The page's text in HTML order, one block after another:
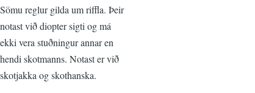
Sömu reglur gilda um riffla. Þeir
notast við diopter sigti og má
ekki vera stuðningur annar en
hendi skotmanns. Notast er við
skotjakka og skothanska.